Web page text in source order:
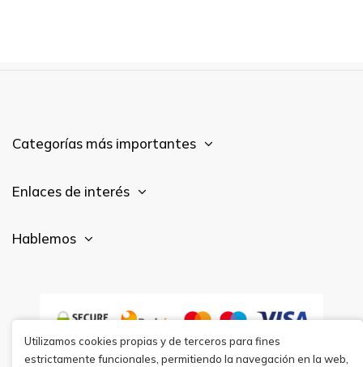
Categorías más importantes
Enlaces de interés
Hablemos
Utilizamos cookies propias y de terceros para fines
estrictamente funcionales, permitiendo la navegación en la web,